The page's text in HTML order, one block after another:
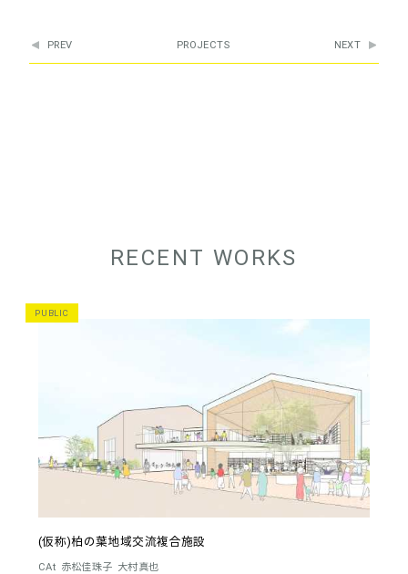
PREV PROJECTS NEXT
RECENT WORKS
PUBLIC
(仮称)柏の葉地域交流複合施設
CAt 赤松佳珠子 大村真也